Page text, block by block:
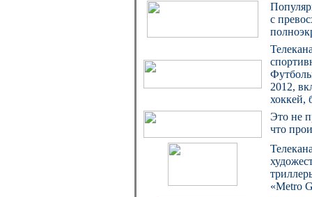
c
2012,
хоккей,
Это не
что
«Metro